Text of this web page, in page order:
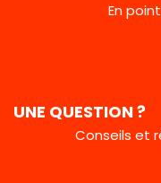
En
UNE QUESTION ?
Conseils et